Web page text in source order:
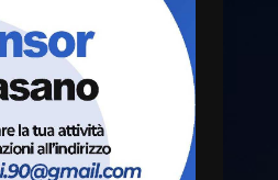
fasanesi
2026 11:03
di Savelletri
al Prefetto: “Noi
di serie B”